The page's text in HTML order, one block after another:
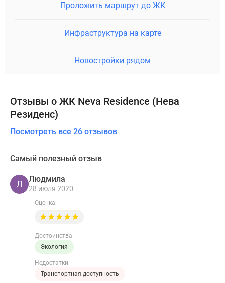
Проложить маршрут до ЖК
Инфраструктура на карте
Новостройки рядом
Отзывы о ЖК Neva Residence (Нева
Резиденс)
Посмотреть все 26 отзывов
Самый полезный отзыв
Л
Людмила
28 июля 2020
Оценка:
Достоинства
Экология
Недостатки
Транспортная доступность